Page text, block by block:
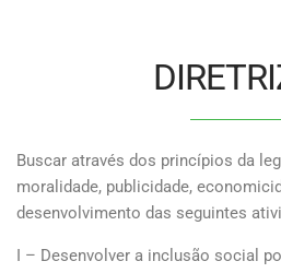
Buscar através dos princípios da
moralidade, publicidade,
desenvolvimento das seguintes
I – Desenvolver a inclusão social